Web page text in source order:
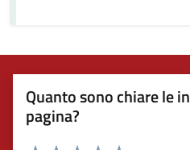
Quanto sono chiare le
pagina?